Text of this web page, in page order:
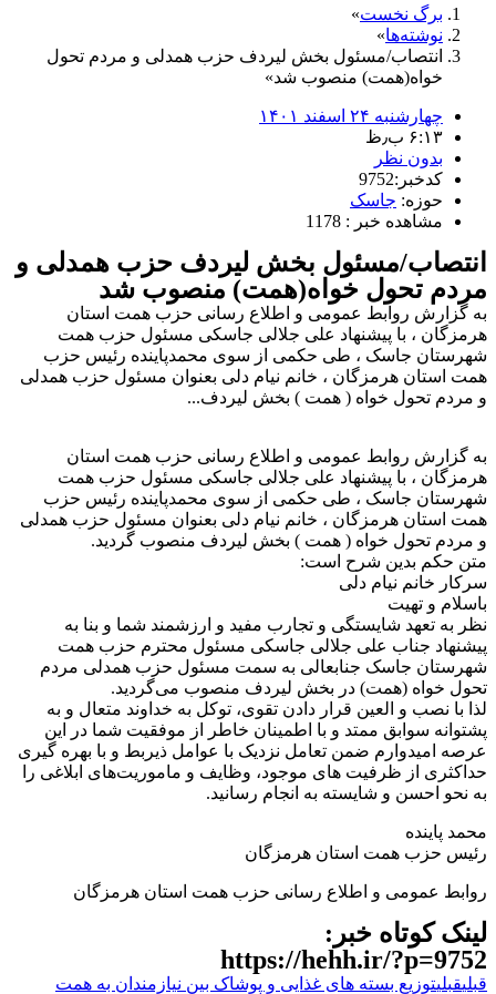
برگ نخست
نوشته‌ها
انتصاب/مسئول بخش لیردف حزب همدلی و مردم تحول
خواه(همت) منصوب شد
چهارشنبه ۲۴ اسفند ۱۴۰۱
۶:۱۳ ب٫ظ
بدون نظر
کدخبر:9752
حوزه: جاسک
مشاهده خبر : 1178
انتصاب/مسئول بخش لیردف حزب همدلی و
مردم تحول خواه(همت) منصوب شد
به گزارش روابط عمومی و اطلاع رسانی حزب همت استان
هرمزگان ، با پیشنهاد علی جلالی جاسکی مسئول حزب همت
شهرستان جاسک ، طی حکمی از سوی محمدپاینده رئیس حزب
همت استان هرمزگان ، خانم نیام دلی بعنوان مسئول حزب همدلی
و مردم تحول خواه ( همت ) بخش لیردف...
به گزارش روابط عمومی و اطلاع رسانی حزب همت استان
هرمزگان ، با پیشنهاد علی جلالی جاسکی مسئول حزب همت
شهرستان جاسک ، طی حکمی از سوی محمدپاینده رئیس حزب
همت استان هرمزگان ، خانم نیام دلی بعنوان مسئول حزب همدلی
و مردم تحول خواه ( همت ) بخش لیردف منصوب گردید.
متن حکم بدین شرح است:
سرکار خانم نیام دلی
باسلام و تهیت
نظر به تعهد شایستگی و تجارب مفید و ارزشمند شما و بنا به
پیشنهاد جناب علی جلالی جاسکی مسئول محترم حزب همت
شهرستان جاسک جنابعالی به سمت مسئول حزب همدلی مردم
تحول خواه (همت) در بخش لیردف منصوب می‌گردید.
لذا با نصب و العین قرار دادن تقوی، توکل به خداوند متعال و به
پشتوانه سوابق ممتد و با اطمینان خاطر از موفقیت شما در این
عرصه امیدوارم ضمن تعامل نزدیک با عوامل ذیربط و با بهره گیری
حداکثری از ظرفیت های موجود، وظایف و ماموریت‌های ابلاغی را
به نحو احسن و شایسته به انجام رسانید.
محمد پاینده
رئیس حزب همت استان هرمزگان
روابط عمومی و اطلاع رسانی حزب همت استان هرمزگان
لینک کوتاه خبر:
https://hehh.ir/?p=9752
قبلیقبلیتوزیع بسته های غذایی و پوشاک بین نیازمندان به همت